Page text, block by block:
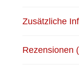
Dach/
oder unter
Zusätzliche
Rezensionen